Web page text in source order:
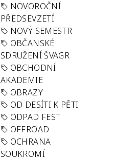
NOVOROČNÍ
PŘEDSEVZETÍ
NOVÝ SEMESTR
OBČANSKÉ
SDRUŽENÍ ŠVAGR
OBCHODNÍ
AKADEMIE
OBRAZY
OD DESÍTI K PĚTI
ODPAD FEST
OFFROAD
OCHRANA
SOUKROMÍ